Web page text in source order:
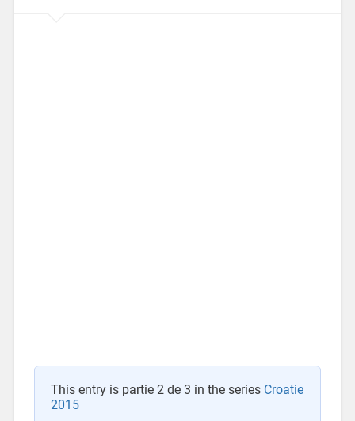
This entry is partie 2 de 3 in the series Croatie
2015